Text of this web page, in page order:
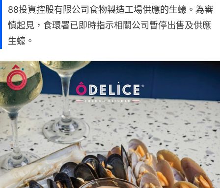
88投資控股有限公司食物製造工場供應的生蠔。為審
慎起見，食環署已即時指示相關公司暫停出售及供應
生蠔。